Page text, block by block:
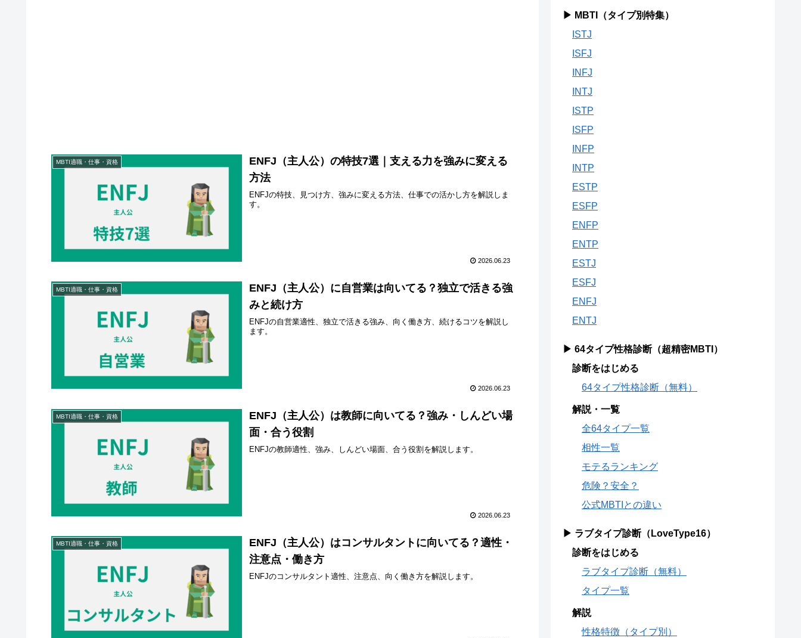
MBTI適職・仕事・資格
ENFJ（主人公）の特技7選｜支える力を強みに変える
方法
ENFJの特技、見つけ方、強みに変える方法、仕事での活かし方を解説しま
す。
2026.06.23
MBTI適職・仕事・資格
ENFJ（主人公）に自営業は向いてる？独立で活きる強
みと続け方
ENFJの自営業適性、独立で活きる強み、向く働き方、続けるコツを解説し
ます。
2026.06.23
MBTI適職・仕事・資格
ENFJ（主人公）は教師に向いてる？強み・しんどい場
面・合う役割
ENFJの教師適性、強み、しんどい場面、合う役割を解説します。
2026.06.23
MBTI適職・仕事・資格
ENFJ（主人公）はコンサルタントに向いてる？適性・
注意点・働き方
ENFJのコンサルタント適性、注意点、向く働き方を解説します。
▶ MBTI（タイプ別特集）
ISTJ
ISFJ
INFJ
INTJ
ISTP
ISFP
INFP
INTP
ESTP
ESFP
ENFP
ENTP
ESTJ
ESFJ
ENFJ
ENTJ
▶ 64タイプ性格診断（超精密MBTI）
診断をはじめる
64タイプ性格診断（無料）
解説・一覧
全64タイプ一覧
相性一覧
モテるランキング
危険？安全？
公式MBTIとの違い
▶ ラブタイプ診断（LoveType16）
診断をはじめる
ラブタイプ診断（無料）
タイプ一覧
解説
性格特徴（タイプ別）